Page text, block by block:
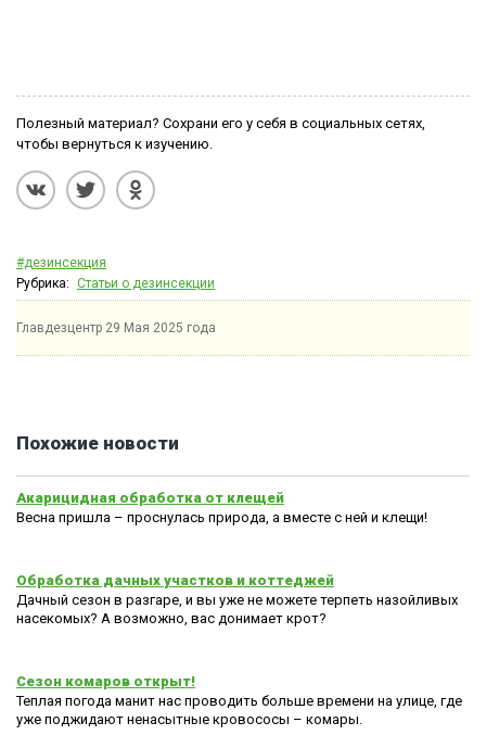
Полезный материал? Сохрани его у себя в социальных сетях,
чтобы вернуться к изучению.
#дезинсекция
Рубрика: Статьи о дезинсекции
Главдезцентр 29 Мая 2025 года
Похожие новости
Акарицидная обработка от клещей
Весна пришла – проснулась природа, а вместе с ней и клещи!
Обработка дачных участков и коттеджей
Дачный сезон в разгаре, и вы уже не можете терпеть назойливых
насекомых? А возможно, вас донимает крот?
Сезон комаров открыт!
Теплая погода манит нас проводить больше времени на улице, где
уже поджидают ненасытные кровососы – комары.